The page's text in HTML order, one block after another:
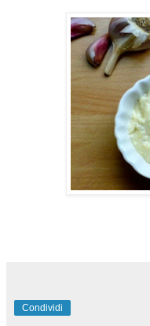
Condividi